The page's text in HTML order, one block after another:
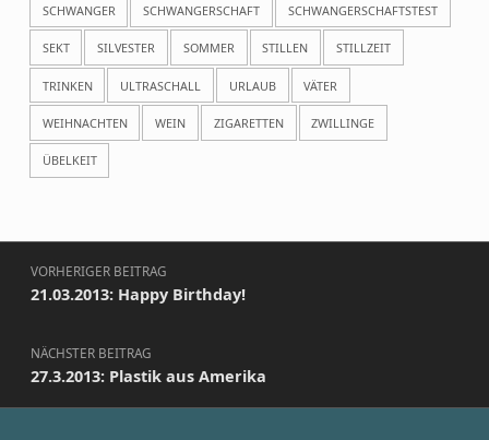
SCHWANGER SCHWANGERSCHAFT SCHWANGERSCHAFTSTEST
SEKT SILVESTER SOMMER STILLEN STILLZEIT
TRINKEN ULTRASCHALL URLAUB VÄTER
WEIHNACHTEN WEIN ZIGARETTEN ZWILLINGE
ÜBELKEIT
Beitragsnavigation
VORHERIGER BEITRAG
21.03.2013: Happy Birthday!
NÄCHSTER BEITRAG
27.3.2013: Plastik aus Amerika